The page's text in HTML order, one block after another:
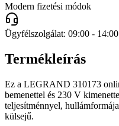
Modern fizetési módok
Ügyfélszolgálat: 09:00 - 14:00
Termékleírás
Ez a LEGRAND 310173
bemenettel és 230 V
teljesítménnyel,
külsejű.